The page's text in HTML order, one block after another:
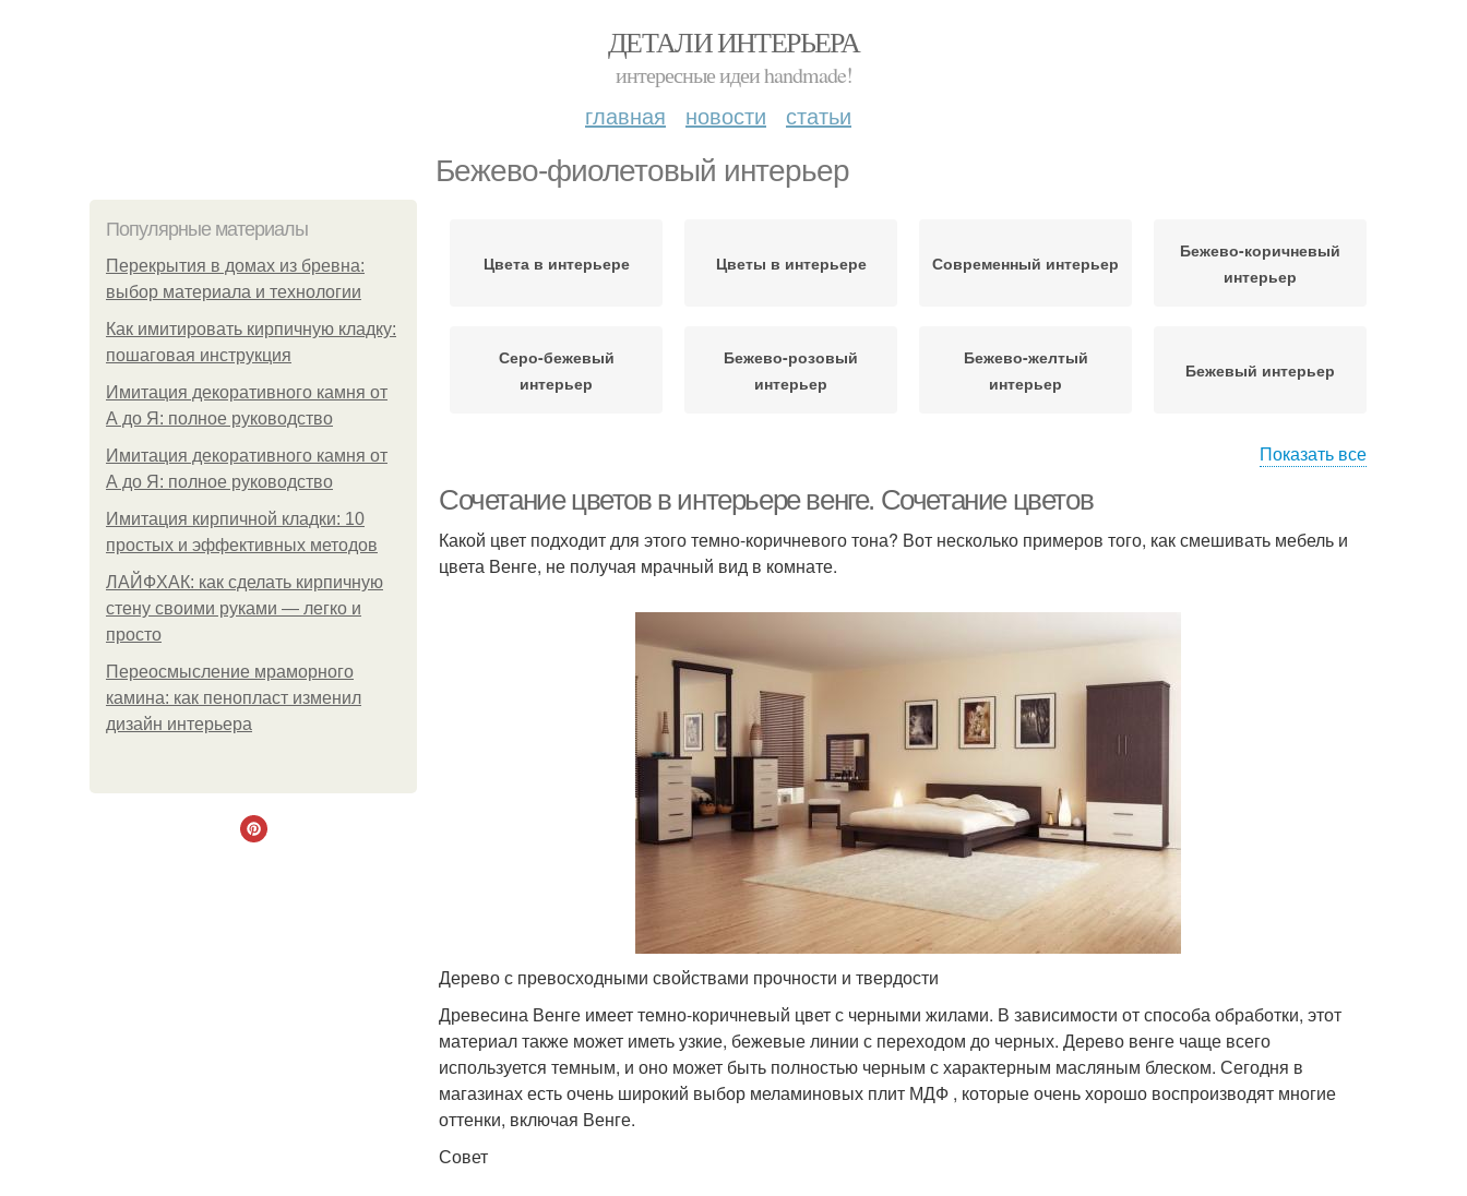
ДЕТАЛИ ИНТЕРЬЕРА
интересные идеи handmade!
главная новости статьи
Бежево-фиолетовый интерьер
Популярные материалы
Перекрытия в домах из бревна:
выбор материала и технологии
Как имитировать кирпичную кладку:
пошаговая инструкция
Имитация декоративного камня от
А до Я: полное руководство
Имитация декоративного камня от
А до Я: полное руководство
Имитация кирпичной кладки: 10
простых и эффективных методов
ЛАЙФХАК: как сделать кирпичную
стену своими руками — легко и
просто
Переосмысление мраморного
камина: как пенопласт изменил
дизайн интерьера
Цвета в интерьере Цветы в интерьере Современный интерьер
Бежево-коричневый
интерьер
Серо-бежевый
интерьер
Бежево-розовый
интерьер
Бежево-желтый
интерьер
Бежевый интерьер
акцентами
Показать все
Сочетание цветов в интерьере венге. Сочетание цветов
Какой цвет подходит для этого темно-коричневого тона? Вот несколько примеров того, как смешивать мебель и
цвета Венге, не получая мрачный вид в комнате.
Дерево с превосходными свойствами прочности и твердости
Древесина Венге имеет темно-коричневый цвет с черными жилами. В зависимости от способа обработки, этот
материал также может иметь узкие, бежевые линии с переходом до черных. Дерево венге чаще всего
используется темным, и оно может быть полностью черным с характерным масляным блеском. Сегодня в
магазинах есть очень широкий выбор меламиновых плит МДФ , которые очень хорошо воспроизводят многие
оттенки, включая Венге.
Совет